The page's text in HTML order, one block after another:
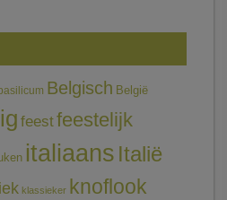
basilicum Belgisch België
feestfeestelijk
italiaans Italië
klassieker knoflook